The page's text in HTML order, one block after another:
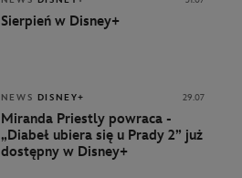
Sierpień w Disney+
NEWS DISNEY+ 29.07
Miranda Priestly powraca -
„Diabeł ubiera się u Prady 2” już
dostępny w Disney+